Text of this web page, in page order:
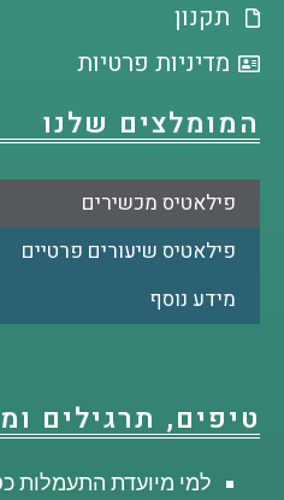
תקנון
מדיניות פרטיות
המומלצים שלנו
פילאטיס מכשירים
פילאטיס שיעורים פרטיים
מידע נוסף
טיפים, תרגילים
למי מיועדת התעמלות